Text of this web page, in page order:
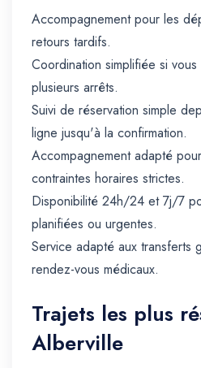
Accompagnement pour les
retours tardifs.
Coordination simplifiée si
plusieurs arrêts.
Suivi de réservation simple
ligne jusqu'à la confirmation.
Accompagnement adapté
contraintes horaires strictes.
Disponibilité 24h/24 et 7j/7
planifiées ou urgentes.
Service adapté aux transferts
rendez-vous médicaux.
Trajets les plus
Alberville